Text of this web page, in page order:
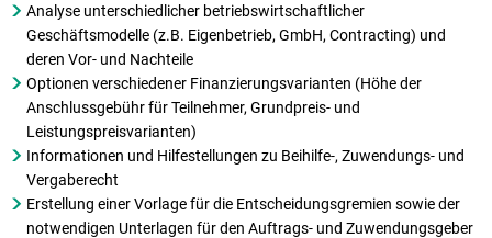
Analyse unterschiedlicher betriebswirtschaftlicher
Geschäftsmodelle (z.B. Eigenbetrieb, GmbH, Contracting) und
deren Vor- und Nachteile
Optionen verschiedener Finanzierungsvarianten (Höhe der
Anschlussgebühr für Teilnehmer, Grundpreis- und
Leistungspreisvarianten)
Informationen und Hilfestellungen zu Beihilfe-, Zuwendungs- und
Vergaberecht
Erstellung einer Vorlage für die Entscheidungsgremien sowie der
notwendigen Unterlagen für den Auftrags- und Zuwendungsgeber